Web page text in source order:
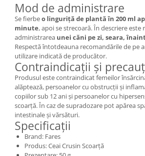
Mod de administrare
Se fierbeo linguriță de plantă în 200 ml
minute, apoi se strecoară. În descriere
administrarea unei căni pe zi, seara,
Respectă întotdeauna recomandările de pe
utilizare indicată de producător.
Contraindicații și
Produsul este contraindicat femeilor
alăptează, persoanelor cu obstrucții și
copiilor sub 12 ani și persoanelor cu
scoarță. În caz de supradozare pot apărea
intestinale și vărsături.
Specificații
Brand: Fares
Produs: Ceai Crusin Scoarță